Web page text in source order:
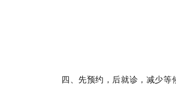
四、先预约，后就诊，减少等